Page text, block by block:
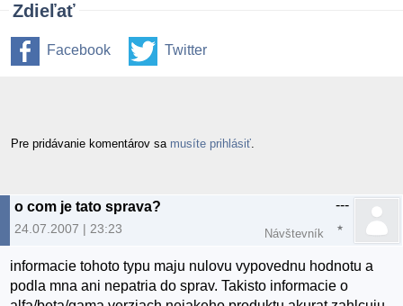
Zdieľať
Facebook Twitter
Pre pridávanie komentárov sa musíte prihlásiť
o com je tato sprava?
24.07.2007 | 23:23
---
Návštevník
informacie tohoto typu maju nulovu vypovednu hodnotu a
podla mna ani nepatria do sprav. Takisto informacie o